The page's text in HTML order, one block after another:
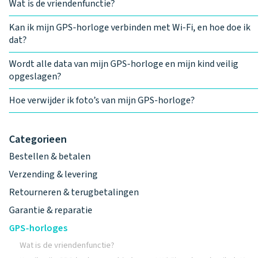
Categorieen
Bestellen & betalen
Verzending & levering
Retourneren & terugbetalingen
Garantie & reparatie
GPS-horloges
Wat is de vriendenfunctie?
Wat is de vriendenfunctie?
Kan ik mijn GPS-horloge verbinden met Wi-Fi, en hoe doe ik
dat?
Wordt alle data van mijn GPS-horloge en mijn kind veilig
opgeslagen?
Hoe verwijder ik foto’s van mijn GPS-horloge?